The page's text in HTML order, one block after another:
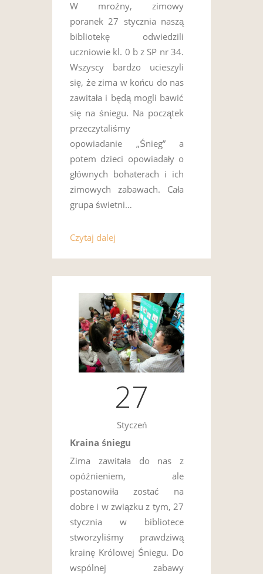
W mroźny, zimowy
poranek 27 stycznia naszą
bibliotekę odwiedzili
uczniowie kl. 0 b z SP nr 34.
Wszyscy bardzo ucieszyli
się, że zima w końcu do nas
zawitała i będą mogli bawić
się na śniegu. Na początek
przeczytaliśmy
opowiadanie „Śnieg” a
potem dzieci opowiadały o
głównych bohaterach i ich
zimowych zabawach. Cała
grupa świetni…
Czytaj dalej
27
Styczeń
Kraina śniegu
Zima zawitała do nas z
opóźnieniem, ale
postanowiła zostać na
dobre i w związku z tym, 27
stycznia w bibliotece
stworzyliśmy prawdziwą
krainę Królowej Śniegu. Do
wspólnej zabawy